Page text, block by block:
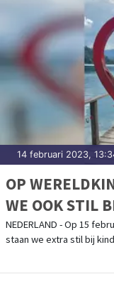
14 februari 2023,
OP
WE OOK STIL
NEDERLAND - Op 15
staan we extra stil bij